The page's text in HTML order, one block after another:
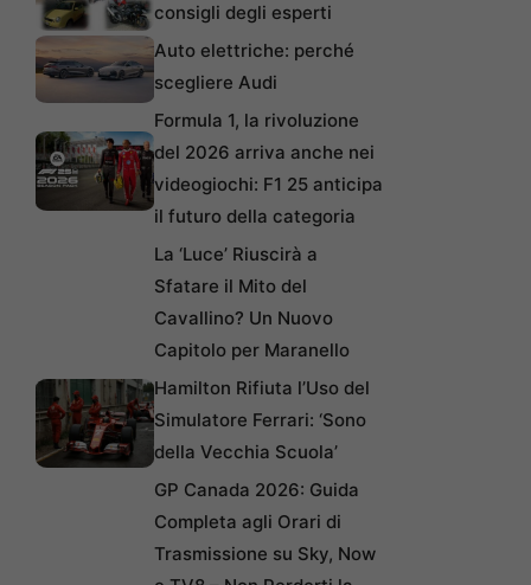
consigli degli esperti
Auto elettriche: perché
scegliere Audi
Formula 1, la rivoluzione
del 2026 arriva anche nei
videogiochi: F1 25 anticipa
il futuro della categoria
La ‘Luce’ Riuscirà a
Sfatare il Mito del
Cavallino? Un Nuovo
Capitolo per Maranello
Hamilton Rifiuta l’Uso del
Simulatore Ferrari: ‘Sono
della Vecchia Scuola’
GP Canada 2026: Guida
Completa agli Orari di
Trasmissione su Sky, Now